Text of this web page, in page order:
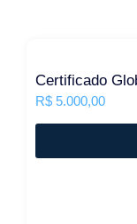
Certificado
R$ 5.000,00